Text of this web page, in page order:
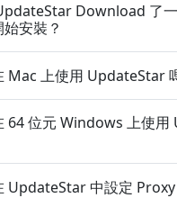
Download 了一
安裝？
Mac 上使用 UpdateStar
64 位元 Windows 上使
UpdateStar 中設定 Proxy